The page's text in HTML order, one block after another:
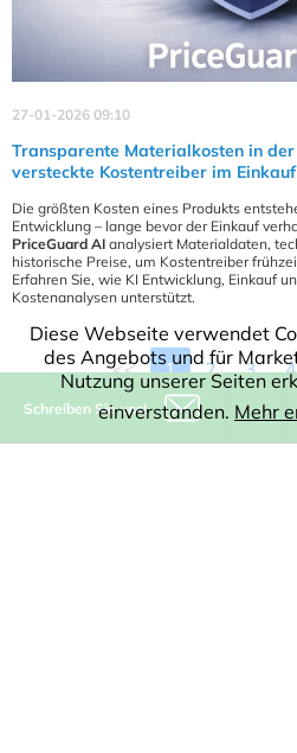
Diese Webseite verwendet
des Angebots und für
Nutzung unserer Seiten
einverstanden. Mehr
Schreiben Sie uns!
27-01-2026 09:10
Transparente Materialkosten in
versteckte Kostentreiber im
Die größten Kosten eines Produkts
Entwicklung – lange bevor der Einkauf
PriceGuard AI analysiert Materialdaten,
historische Preise, um Kostentreiber
Erfahren Sie, wie KI Entwicklung, Einkauf
Kostenanalysen unterstützt.
<< 1 2 3 4